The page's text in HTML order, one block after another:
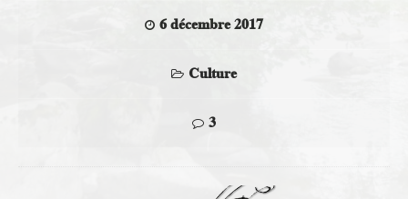
6 décembre 2017
Culture
3